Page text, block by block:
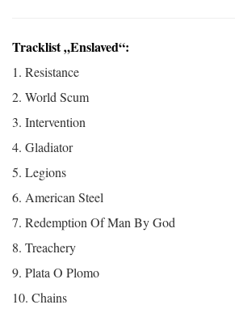
Tracklist „Enslaved“:
1. Resistance
2. World Scum
3. Intervention
4. Gladiator
5. Legions
6. American Steel
7. Redemption Of Man By God
8. Treachery
9. Plata O Plomo
10. Chains